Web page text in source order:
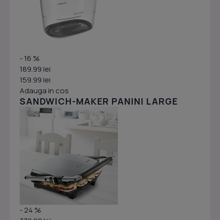
- 16 %
189.99 lei
159.99 lei
Adauga in cos
SANDWICH-MAKER PANINI LARGE
- 24 %